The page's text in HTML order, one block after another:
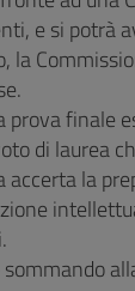
e si potrà
la
prova finale
di laurea
accerta la